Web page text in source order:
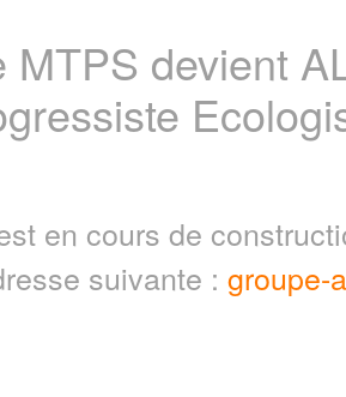
MTPS devient
en cours de
suivante : groupe-